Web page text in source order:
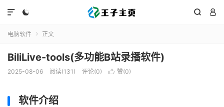
  

电脑软件  正文
BiliLive-tools(多功能B站录播软件)
2025-08-06 阅读(131) 评论(0)  赞(0)
软件介绍